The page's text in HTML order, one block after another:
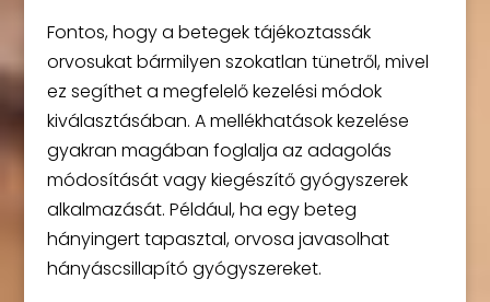
Fontos, hogy a betegek tájékoztassák
orvosukat bármilyen szokatlan tünetről, mivel
ez segíthet a megfelelő kezelési módok
kiválasztásában. A mellékhatások kezelése
gyakran magában foglalja az adagolás
módosítását vagy kiegészítő gyógyszerek
alkalmazását. Például, ha egy beteg
hányingert tapasztal, orvosa javasolhat
hányáscsillapító gyógyszereket.